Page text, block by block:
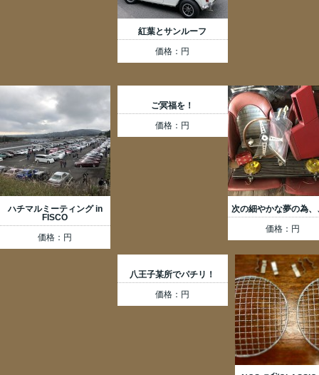
紅葉とサンルーフ
価格：円
ハチマルミーティング in
FISCO
価格：円
ご冥福を！
価格：円
次の細やかな夢の為、
価格：円
八王子某所でパチリ！
価格：円